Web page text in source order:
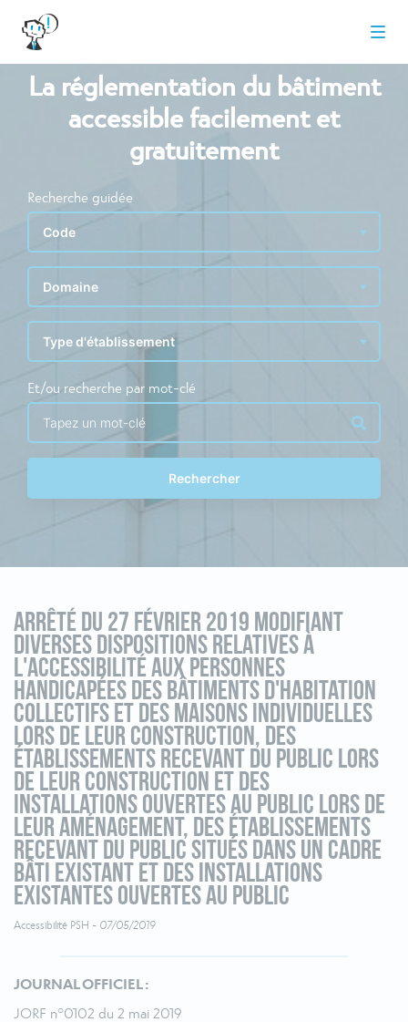
La réglementation du bâtiment
accessible facilement et
gratuitement
Recherche guidée
Et/ou recherche par mot-clé
Rechercher
Arrêté du 27 février 2019 modifiant
diverses dispositions relatives à
l'accessibilité aux personnes
handicapées des bâtiments d'habitation
collectifs et des maisons individuelles
lors de leur construction, des
établissements recevant du public lors
de leur construction et des
installations ouvertes au public lors de
leur aménagement, des établissements
recevant du public situés dans un cadre
bâti existant et des installations
existantes ouvertes au public
Accessibilité PSH - 07/05/2019
JOURNAL OFFICIEL :
JORF n°0102 du 2 mai 2019